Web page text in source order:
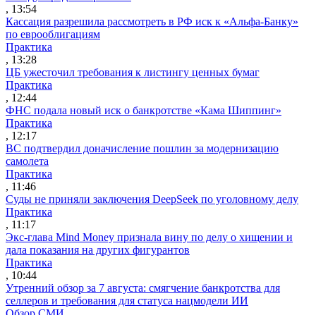
, 13:54
Кассация разрешила рассмотреть в РФ иск к «Альфа-Банку»
по еврооблигациям
Практика
, 13:28
ЦБ ужесточил требования к листингу ценных бумаг
Практика
, 12:44
ФНС подала новый иск о банкротстве «Кама Шиппинг»
Практика
, 12:17
ВС подтвердил доначисление пошлин за модернизацию
самолета
Практика
, 11:46
Суды не приняли заключения DeepSeek по уголовному делу
Практика
, 11:17
Экс-глава Mind Money признала вину по делу о хищении и
дала показания на других фигурантов
Практика
, 10:44
Утренний обзор за 7 августа: смягчение банкротства для
селлеров и требования для статуса нацмодели ИИ